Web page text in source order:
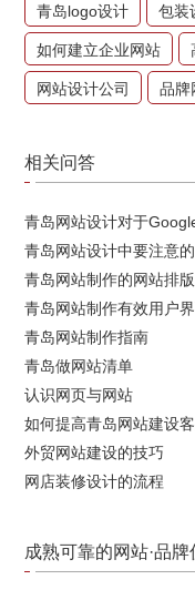
青岛logo设计 包装
如何建立企业网站
网站设计公司 品牌
相关问答
青岛网站设计中要注意
青岛网站制作的网站排版
青岛网站制作指南
青岛做网站清单
认识网页与网站
外贸网站建设的技巧
网店装修设计的流程
成熟可靠的网站·品牌